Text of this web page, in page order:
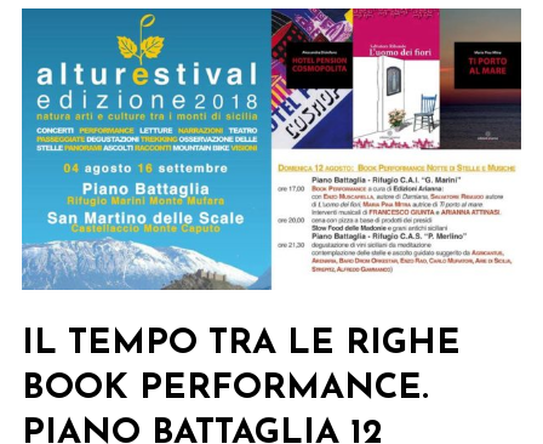
IL TEMPO TRA LE RIGHE
BOOK PERFORMANCE.
PIANO BATTAGLIA 12